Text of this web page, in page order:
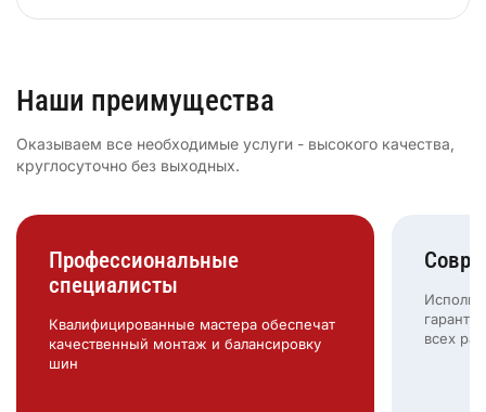
Наши преимущества
Оказываем все необходимые услуги - высокого качества,
круглосуточно без выходных.
Профессиональные
специалисты
Квалифицированные мастера обеспечат
качественный монтаж и балансировку
шин
всех